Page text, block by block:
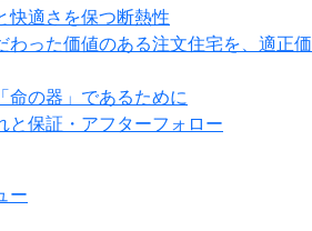
快適さを保つ断熱性
わった価値のある注文住宅を、適正価
命の器」であるために
と保証・アフターフォロー
ー